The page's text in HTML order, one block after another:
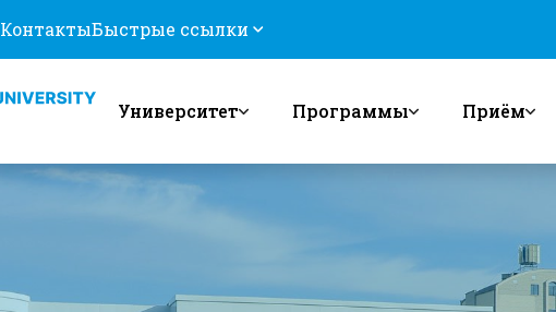
КонтактыБыстрые ссылки
Университет Программы Приём